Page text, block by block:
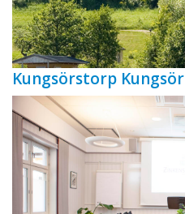
Kungsörstorp Kungsör